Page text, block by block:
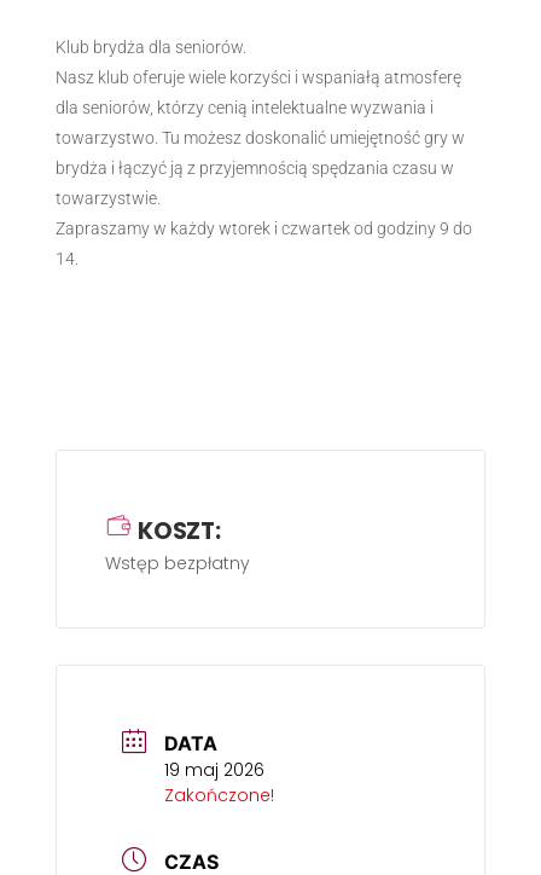
Klub brydża dla seniorów.
Nasz klub oferuje wiele korzyści i wspaniałą atmosferę
dla seniorów, którzy cenią intelektualne wyzwania i
towarzystwo. Tu możesz doskonalić umiejętność gry w
brydża i łączyć ją z przyjemnością spędzania czasu w
towarzystwie.
Zapraszamy w każdy wtorek i czwartek od godziny 9 do
14.
KOSZT:
Wstęp bezpłatny
DATA
19 maj 2026
Zakończone!
CZAS